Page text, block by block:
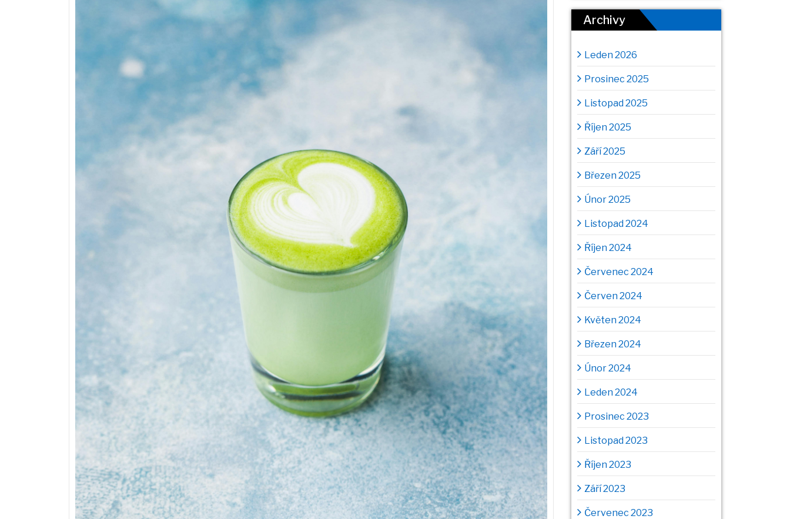
Archivy
Leden 2026
Prosinec 2025
Listopad 2025
Říjen 2025
Září 2025
Březen 2025
Únor 2025
Listopad 2024
Říjen 2024
Červenec 2024
Červen 2024
Květen 2024
Březen 2024
Únor 2024
Leden 2024
Prosinec 2023
Listopad 2023
Říjen 2023
Září 2023
Červenec 2023